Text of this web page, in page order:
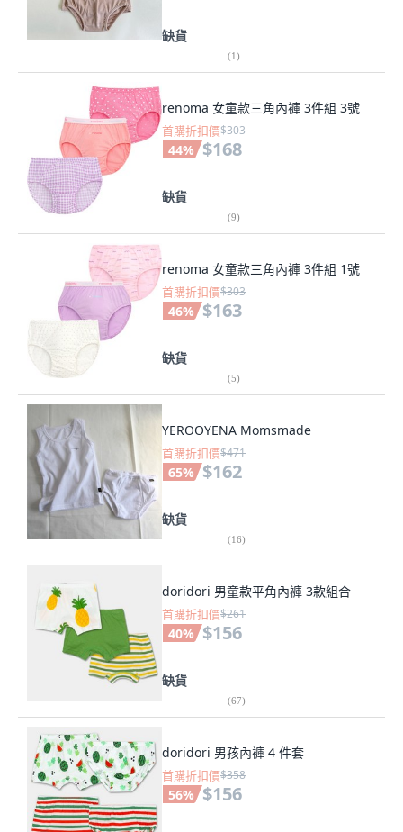
缺貨
(1)
renoma 女童款三角內褲 3件組 3號
首購折扣價$303
44% $168
缺貨
(9)
renoma 女童款三角內褲 3件組 1號
首購折扣價$303
46% $163
缺貨
(5)
YEROOYENA Momsmade
首購折扣價$471
65% $162
缺貨
(16)
doridori 男童款平角內褲 3款組合
首購折扣價$261
40% $156
缺貨
(67)
doridori 男孩內褲 4 件套
首購折扣價$358
56% $156